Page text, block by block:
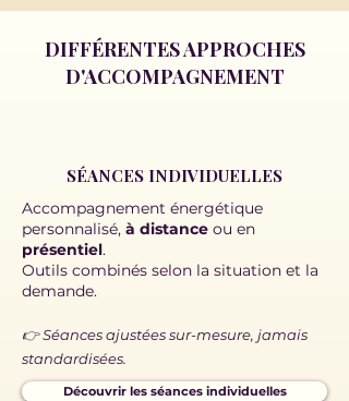
DIFFÉRENTES APPROCHES
D'ACCOMPAGNEMENT
SÉANCES INDIVIDUELLES
Accompagnement énergétique
personnalisé, à distance ou en
présentiel.
Outils combinés selon la situation et la
demande.
👉 Séances ajustées sur-mesure, jamais
standardisées.
Découvrir les séances individuelles